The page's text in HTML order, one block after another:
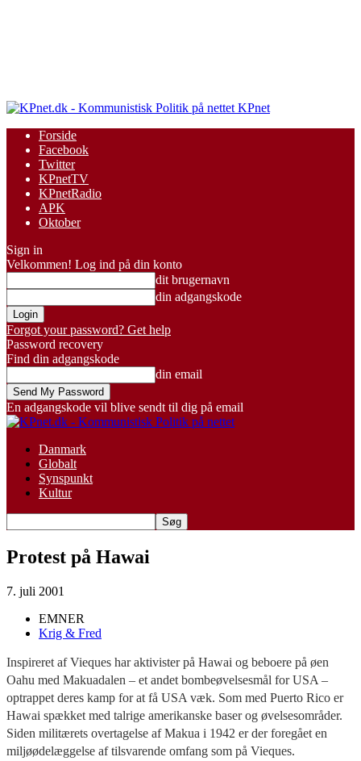
KPnet
Forside
Facebook
Twitter
KPnetTV
KPnetRadio
APK
Oktober
Sign in
Velkommen! Log ind på din konto
dit brugernavn
din adgangskode
Forgot your password? Get help
Password recovery
Find din adgangskode
din email
En adgangskode vil blive sendt til dig på email
Danmark
Globalt
Synspunkt
Kultur
Protest på Hawai
7. juli 2001
EMNER
Krig & Fred
Inspireret af Vieques har aktivister på Hawai og beboere på øen
Oahu med Makuadalen – et andet bombeøvelsesmål for USA –
optrappet deres kamp for at få USA væk. Som med Puerto Rico er
Hawai spækket med talrige amerikanske baser og øvelsesområder.
Siden militærets overtagelse af Makua i 1942 er der foregået en
miljøødelæggelse af tilsvarende omfang som på Vieques.